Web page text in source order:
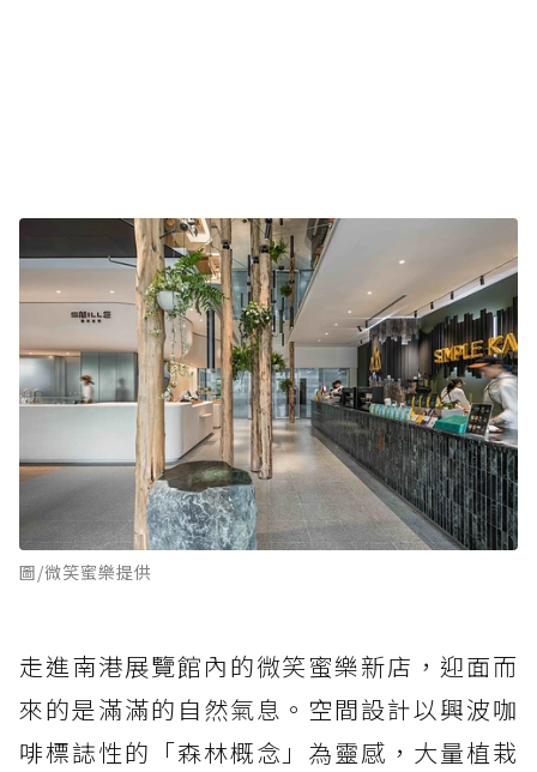
圖/微笑蜜樂提供
走進南港展覽館內的微笑蜜樂新店，迎面而
來的是滿滿的自然氣息。空間設計以興波咖
啡標誌性的「森林概念」為靈感，大量植栽